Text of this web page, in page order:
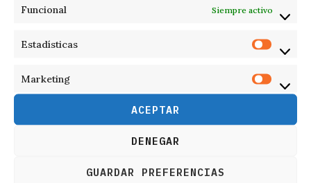
Funcional Siempre activo
Estadísticas
Marketing
ACEPTAR
DENEGAR
GUARDAR PREFERENCIAS
Al igual que en la obra, donde la falta de un peritaje
neutral permite que Covan continúe con su errática
gestión, la realidad judicial debe contemplar esquemas
No se trata de fiscalizar el pensamiento, sino
de
estabilidad mental necesaria. El ejemplo de la
detiene por sí solo; requiere de una intervención
técnica y desapegada, capaz de determinar cuándo un